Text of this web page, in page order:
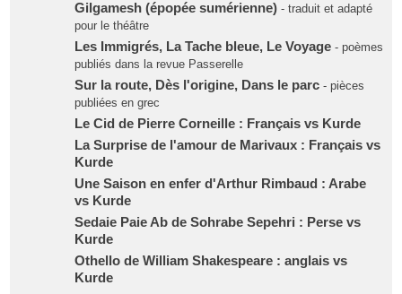
Gilgamesh (épopée sumérienne)- traduit et adapté
pour le théâtre
Les Immigrés, La Tache bleue, Le Voyage- poèmes
publiés dans la revue Passerelle
Sur la route, Dès l'origine, Dans le parc- pièces
publiées en grec
Le Cid de Pierre Corneille : Français vs Kurde
La Surprise de l'amour de Marivaux : Français vs
Kurde
Une Saison en enfer d'Arthur Rimbaud : Arabe
vs Kurde
Sedaie Paie Ab de Sohrabe Sepehri : Perse vs
Kurde
Othello de William Shakespeare : anglais vs
Kurde